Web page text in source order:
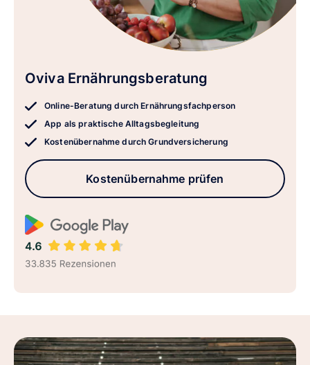
Oviva Ernährungsberatung
Online-Beratung durch Ernährungsfachperson
App als praktische Alltagsbegleitung
Kostenübernahme durch Grundversicherung
Kostenübernahme prüfen